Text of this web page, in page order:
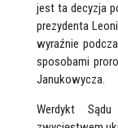
jest ta decyzja
prezydenta
wyraźnie
sposobami
Janukowycza.
Werdykt